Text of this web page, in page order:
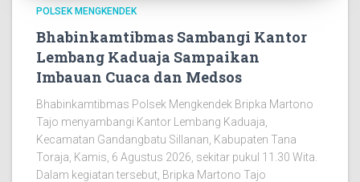
POLSEK MENGKENDEK
Bhabinkamtibmas Sambangi Kantor
Lembang Kaduaja Sampaikan
Imbauan Cuaca dan Medsos
Bhabinkamtibmas Polsek Mengkendek Bripka Martono
Tajo menyambangi Kantor Lembang Kaduaja,
Kecamatan Gandangbatu Sillanan, Kabupaten Tana
Toraja, Kamis, 6 Agustus 2026, sekitar pukul 11.30 Wita.
Dalam kegiatan tersebut, Bripka Martono Tajo